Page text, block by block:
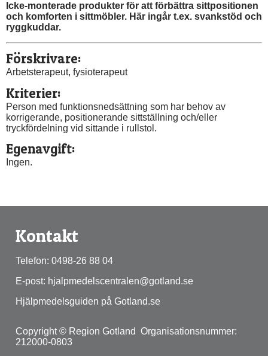
Icke-monterade produkter för att förbättra sittpositionen
och komforten i sittmöbler. Här ingår t.ex. svankstöd och
ryggkuddar.
Förskrivare:
Arbetsterapeut, fysioterapeut
Kriterier:
Person med funktionsnedsättning som har behov av
korrigerande, positionerande sittställning och/eller
tryckfördelning vid sittande i rullstol.
Egenavgift:
Ingen.
Kontakt
Telefon: 0498-26 88 04
E-post: hjalpmedelscentralen@gotland.se
Hjälpmedelsguiden på Gotland.se
Copyright © Region Gotland  Organisationsnummer:
212000-0803